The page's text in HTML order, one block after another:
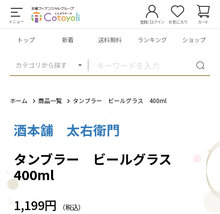
メニュー
カテゴリから探す
登録/ログイン お気に入り カート
トップ 新着 送料無料 ランキング ショップ
ホーム 商品一覧 タンブラー ビールグラス 400ml
酒本舗 太右衛門
タンブラー ビールグラス
400ml
1,199円 （税込）